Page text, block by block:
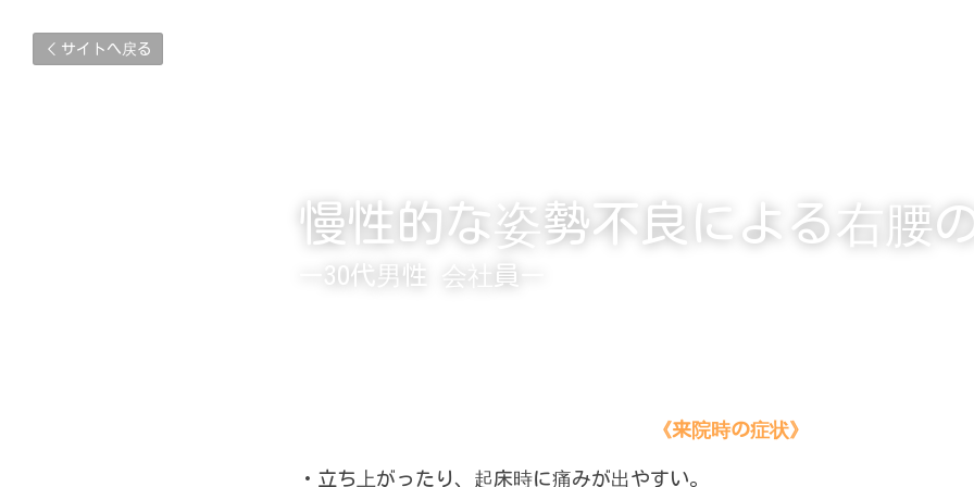
サイトへ戻る
慢性的な姿勢不良による右腰
ー30代男性 会社員ー
《来院時の症状》
・立ち上がったり、起床時に痛みが出やすい。